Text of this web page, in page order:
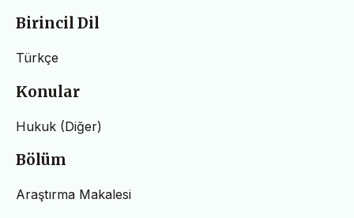
Birincil Dil
Türkçe
Konular
Hukuk (Diğer)
Bölüm
Araştırma Makalesi